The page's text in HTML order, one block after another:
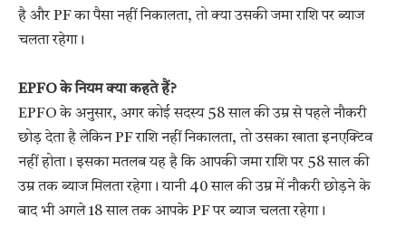
है और PF का पैसा नहीं निकालता, तो क्या उसकी जमा राशि पर ब्याज
चलता रहेगा।
EPFO के नियम क्या कहते हैं?
EPFO के अनुसार, अगर कोई सदस्य 58 साल की उम्र से पहले नौकरी
छोड़ देता है लेकिन PF राशि नहीं निकालता, तो उसका खाता इनएक्टिव
नहीं होता। इसका मतलब यह है कि आपकी जमा राशि पर 58 साल की
उम्र तक ब्याज मिलता रहेगा। यानी 40 साल की उम्र में नौकरी छोड़ने के
बाद भी अगले 18 साल तक आपके PF पर ब्याज चलता रहेगा।